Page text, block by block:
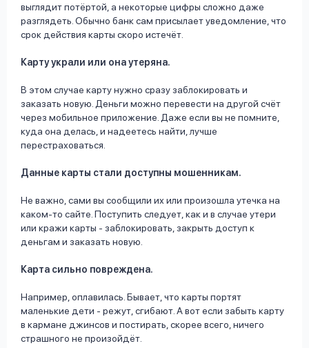
выглядит потёртой, а некоторые цифры сложно даже
разглядеть. Обычно банк сам присылает уведомление, что
срок действия карты скоро истечёт.
Карту украли или она утеряна.
В этом случае карту нужно сразу заблокировать и
заказать новую. Деньги можно перевести на другой счёт
через мобильное приложение. Даже если вы не помните,
куда она делась, и надеетесь найти, лучше
перестраховаться.
Данные карты стали доступны мошенникам.
Не важно, сами вы сообщили их или произошла утечка на
каком-то сайте. Поступить следует, как и в случае утери
или кражи карты - заблокировать, закрыть доступ к
деньгам и заказать новую.
Карта сильно повреждена.
Например, оплавилась. Бывает, что карты портят
маленькие дети - режут, сгибают. А вот если забыть карту
в кармане джинсов и постирать, скорее всего, ничего
страшного не произойдёт.